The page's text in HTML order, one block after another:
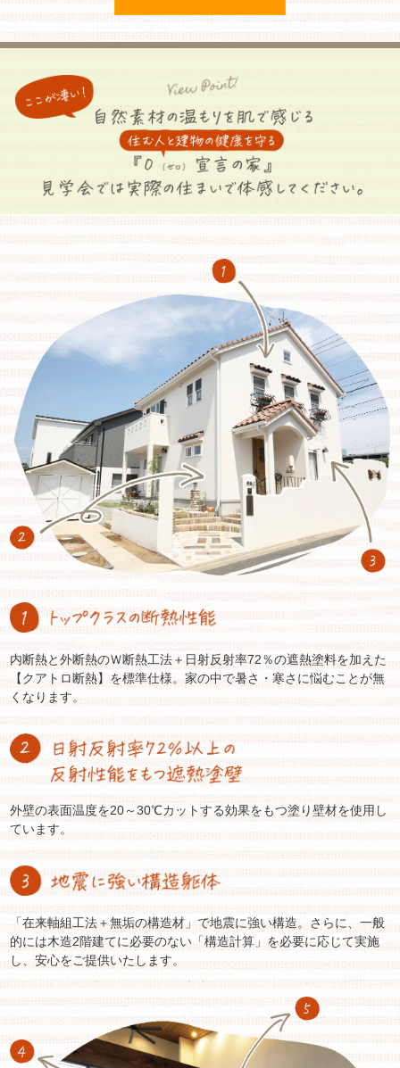
内断熱と外断熱のＷ断熱工法＋日射反射率72％の遮熱塗料を加えた
【クアトロ断熱】を標準仕様。家の中で暑さ・寒さに悩むことが無
くなります。
外壁の表面温度を20～30℃カットする効果をもつ塗り壁材を使用し
ています。
「在来軸組工法＋無垢の構造材」で地震に強い構造。さらに、一般
的には木造2階建てに必要のない「構造計算」を必要に応じて実施
し、安心をご提供いたします。